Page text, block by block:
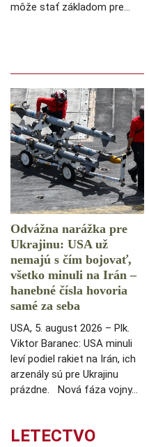
môže stať základom pre…
Odvážna narážka pre
Ukrajinu: USA už
nemajú s čím bojovať,
všetko minuli na Irán –
hanebné čísla hovoria
samé za seba
USA, 5. august 2026 – Plk.
Viktor Baranec: USA minuli
leví podiel rakiet na Irán, ich
arzenály sú pre Ukrajinu
prázdne. Nová fáza vojny…
LETECTVO